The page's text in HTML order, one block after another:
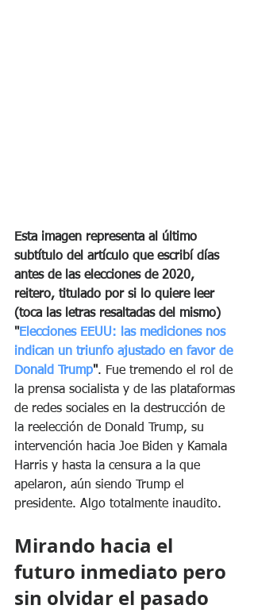
Esta imagen representa al último
subtítulo del artículo que escribí días
antes de las elecciones de 2020,
reitero, titulado por si lo quiere leer
(toca las letras resaltadas del mismo)
"Elecciones EEUU: las mediciones nos
indican un triunfo ajustado en favor de
Donald Trump". Fue tremendo el rol de
la prensa socialista y de las plataformas
de redes sociales en la destrucción de
la reelección de Donald Trump, su
intervención hacia Joe Biden y Kamala
Harris y hasta la censura a la que
apelaron, aún siendo Trump el
presidente. Algo totalmente inaudito.
Mirando hacia el
futuro inmediato pero
sin olvidar el pasado